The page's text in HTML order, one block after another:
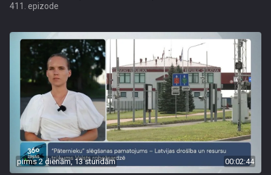
411. epizode
pirms 2 dienām, 13 stundām 00:02:44